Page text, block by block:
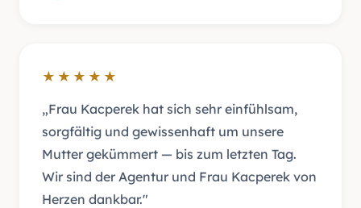
★★★★★
„Frau Kacperek hat sich sehr einfühlsam,
sorgfältig und gewissenhaft um unsere
Mutter gekümmert — bis zum letzten Tag.
Wir sind der Agentur und Frau Kacperek von
Herzen dankbar."